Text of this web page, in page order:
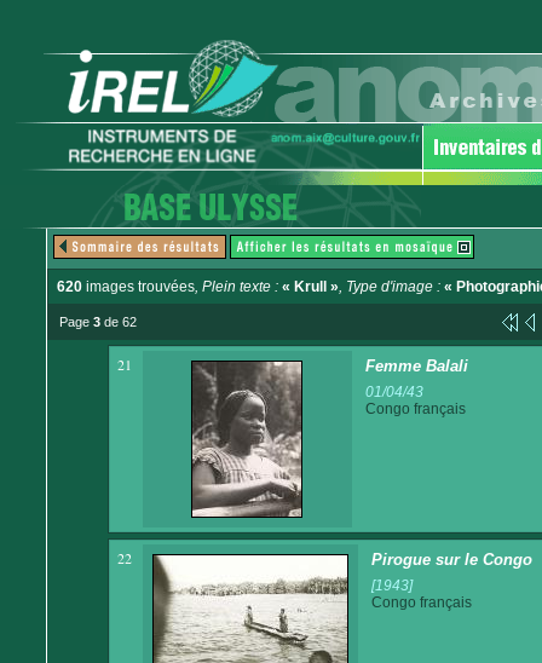
620 images trouvées, Plein texte : « Krull », Type d'image : «
Page 3 de 62
21 Femme Balali
01/04/43
Congo français
22 Pirogue sur le Congo
[1943]
Congo français